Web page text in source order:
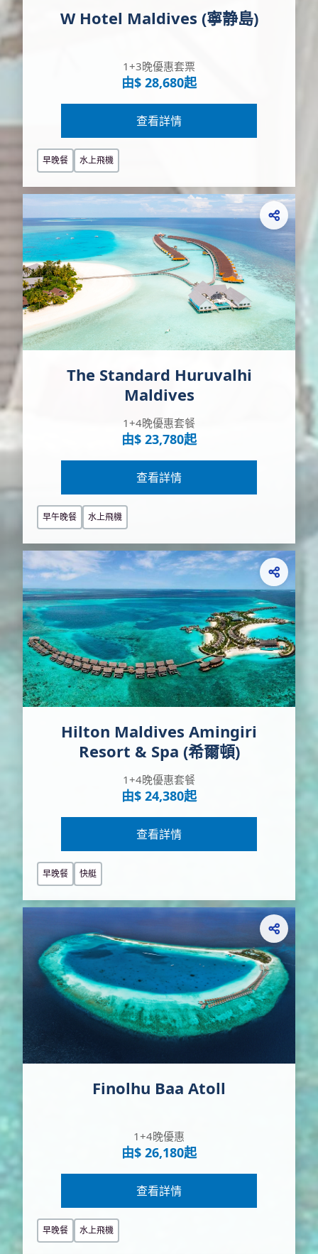
W Hotel Maldives (寧静島)
1+3晚優惠套票
由$ 28,680起
查看詳情
早晚餐 水上飛機
The Standard Huruvalhi
Maldives
1+4晚優惠套餐
由$ 23,780起
查看詳情
早午晚餐 水上飛機
Hilton Maldives Amingiri
Resort & Spa (希爾頓)
1+4晚優惠套餐
由$ 24,380起
查看詳情
早晚餐 快艇
Finolhu Baa Atoll
1+4晚優惠
由$ 26,180起
查看詳情
早晚餐 水上飛機